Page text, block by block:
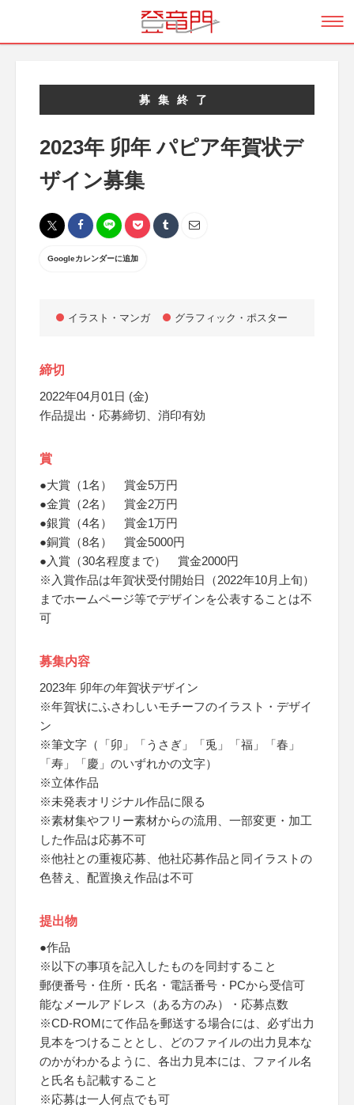
募集終了
2023年 卯年 パピア年賀状デ
ザイン募集
Googleカレンダーに追加
イラスト・マンガ グラフィック・ポスター
締切
2022年04月01日 (金)
作品提出・応募締切、消印有効
賞
●大賞（1名） 賞金5万円
●金賞（2名） 賞金2万円
●銀賞（4名） 賞金1万円
●銅賞（8名） 賞金5000円
●入賞（30名程度まで） 賞金2000円
※入賞作品は年賀状受付開始日（2022年10月上旬）
までホームページ等でデザインを公表することは不
可
募集内容
2023年 卯年の年賀状デザイン
※年賀状にふさわしいモチーフのイラスト・デザイ
ン
※筆文字（「卯」「うさぎ」「兎」「福」「春」
「寿」「慶」のいずれかの文字）
※立体作品
※未発表オリジナル作品に限る
※素材集やフリー素材からの流用、一部変更・加工
した作品は応募不可
※他社との重複応募、他社応募作品と同イラストの
色替え、配置換え作品は不可
提出物
●作品
※以下の事項を記入したものを同封すること
郵便番号・住所・氏名・電話番号・PCから受信可
能なメールアドレス（ある方のみ）・応募点数
※CD-ROMにて作品を郵送する場合には、必ず出力
見本をつけることとし、どのファイルの出力見本な
のかがわかるように、各出力見本には、ファイル名
と氏名も記載すること
※応募は一人何点でも可